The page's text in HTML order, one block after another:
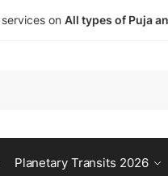
on All types of Puja
Planetary Transits 2026